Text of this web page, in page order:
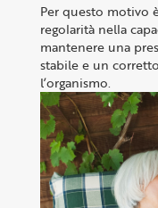
Per questo motivo
regolarità nella
mantenere una
stabile e un
l’organismo.